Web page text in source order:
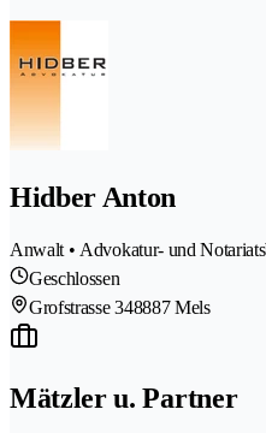
Hidber Anton
Anwalt • Advokatur- und
Geschlossen
Grofstrasse 348887 Mels
Mätzler u. Partner